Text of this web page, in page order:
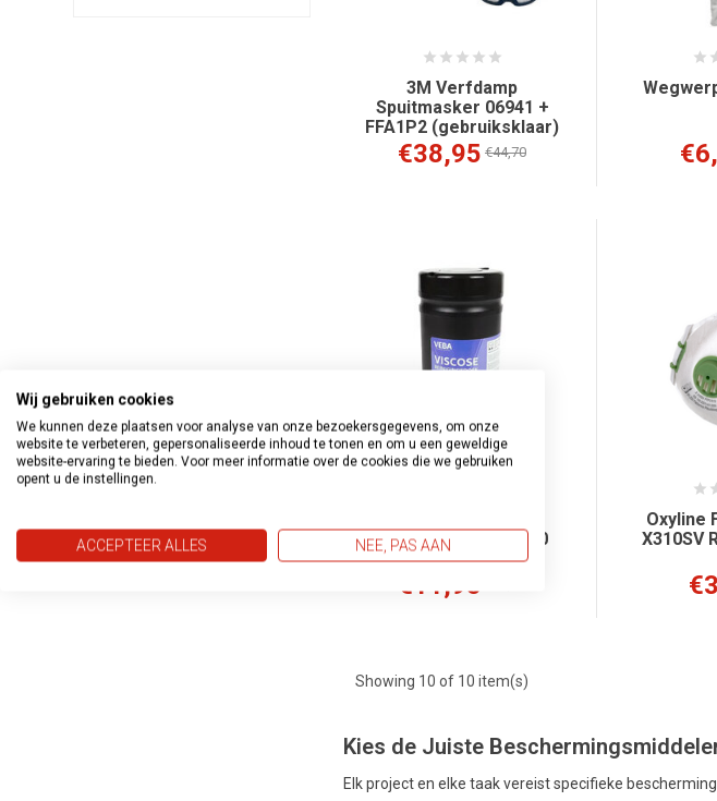
3M Verfdamp
Spuitmasker 06941 +
FFA1P2 (gebruiksklaar)
€38,95 €44,70
Reinigingsdoeken 80
stuks
€11,95
Oxyline
X310SV
Showing 10 of 10 item(s)
Kies de Juiste
Elk project en elke taak vereist specifieke
Wij gebruiken cookies
We kunnen deze plaatsen voor analyse van onze bezoekersgegevens, om onze
website te verbeteren, gepersonaliseerde inhoud te tonen en om u een geweldige
website-ervaring te bieden. Voor meer informatie over de cookies die we gebruiken
opent u de instellingen.
ACCEPTEER ALLES NEE, PAS AAN